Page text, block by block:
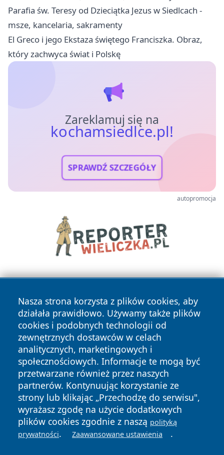
Parafia św. Teresy od Dzieciątka Jezus w Siedlcach -
msze, kancelaria, sakramenty
El Greco i jego Ekstaza świętego Franciszka. Obraz,
który zachwyca świat i Polskę
Zareklamuj się na
kochamsiedlce.pl!
SPRAWDŹ SZCZEGÓŁY
autopromocja
Nasza strona korzysta z plików cookies, aby
działała prawidłowo. Używamy także plików
cookies i podobnych technologii od
zewnętrznych dostawców w celach
analitycznych, marketingowych i
społecznościowych. Informacje te mogą być
przetwarzane również przez naszych
partnerów. Kontynuując korzystanie ze
strony lub klikając „Przechodzę do serwisu",
wyrażasz zgodę na użycie dodatkowych
plików cookies zgodnie z naszą polityką
prywatności. Zaawansowane ustawienia .
Copyright © 2026 kochamsiedlce.pl Wszystkie prawa
zastrzeżone.
News Autorzy
Polityka
Prywatności
Polityka
Cookies